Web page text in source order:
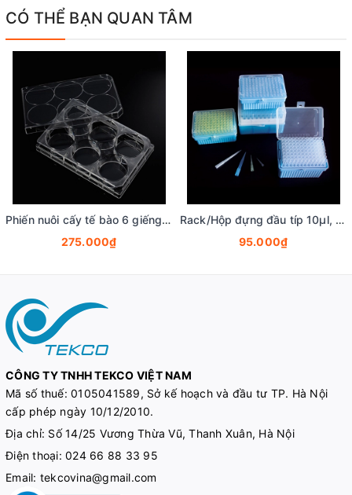
CÓ THỂ BẠN QUAN TÂM
Phiến nuôi cấy tế bào 6 giếng, tiệt trùng 1 cái/túi (Cell Culture Plates), mã 07-6006, Biologix-USA
275.000₫
Rack/Hộp đựng đầu típ 10µl, 200µl, 1000µl, 1250µl (Không gồm đầu típ), hãng Biologix
95.000₫
CÔNG TY TNHH TEKCO VIỆT NAM
Mã số thuế: 0105041589, Sở kế hoạch và đầu tư TP. Hà Nội
cấp phép ngày 10/12/2010.
Địa chỉ: Số 14/25 Vương Thừa Vũ, Thanh Xuân, Hà Nội
Điện thoại: 024 66 88 33 95
Email: tekcovina@gmail.com